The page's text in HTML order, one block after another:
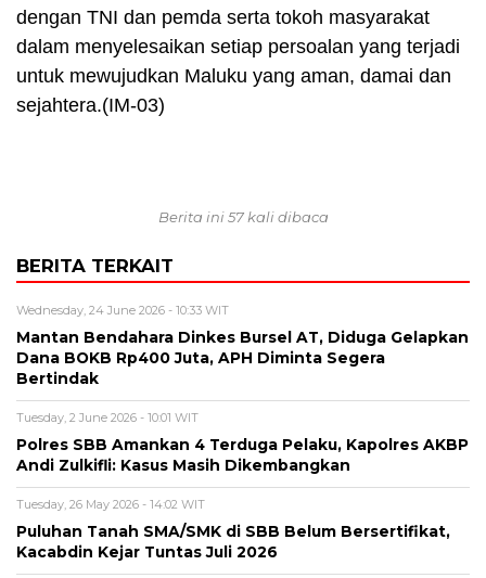
dengan TNI dan pemda serta tokoh masyarakat
dalam menyelesaikan setiap persoalan yang terjadi
untuk mewujudkan Maluku yang aman, damai dan
sejahtera.(IM-03)
Berita ini 57 kali dibaca
BERITA TERKAIT
Wednesday, 24 June 2026 - 10:33 WIT
Mantan Bendahara Dinkes Bursel AT, Diduga Gelapkan
Dana BOKB Rp400 Juta, APH Diminta Segera
Bertindak
Tuesday, 2 June 2026 - 10:01 WIT
Polres SBB Amankan 4 Terduga Pelaku, Kapolres AKBP
Andi Zulkifli: Kasus Masih Dikembangkan
Tuesday, 26 May 2026 - 14:02 WIT
Puluhan Tanah SMA/SMK di SBB Belum Bersertifikat,
Kacabdin Kejar Tuntas Juli 2026